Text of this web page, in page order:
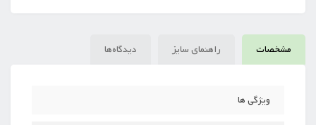
مشخصات راهنمای سایز دیدگاه‌ها
ویژگی ها